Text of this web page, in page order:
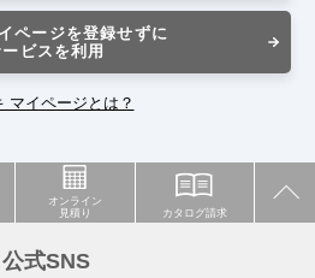
ページを登録せずに
ビスを利用
マイページとは？
オンライン
見積り
カタログ請求
公式SNS